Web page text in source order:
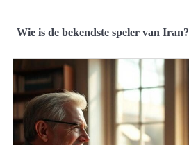
Wie is de bekendste speler van Iran?